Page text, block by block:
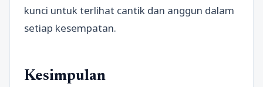
kunci untuk terlihat cantik dan anggun dalam
setiap kesempatan.
Kesimpulan